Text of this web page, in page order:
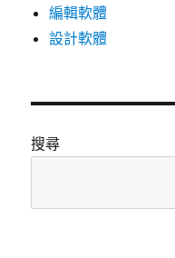
編輯軟體
設計軟體
搜尋